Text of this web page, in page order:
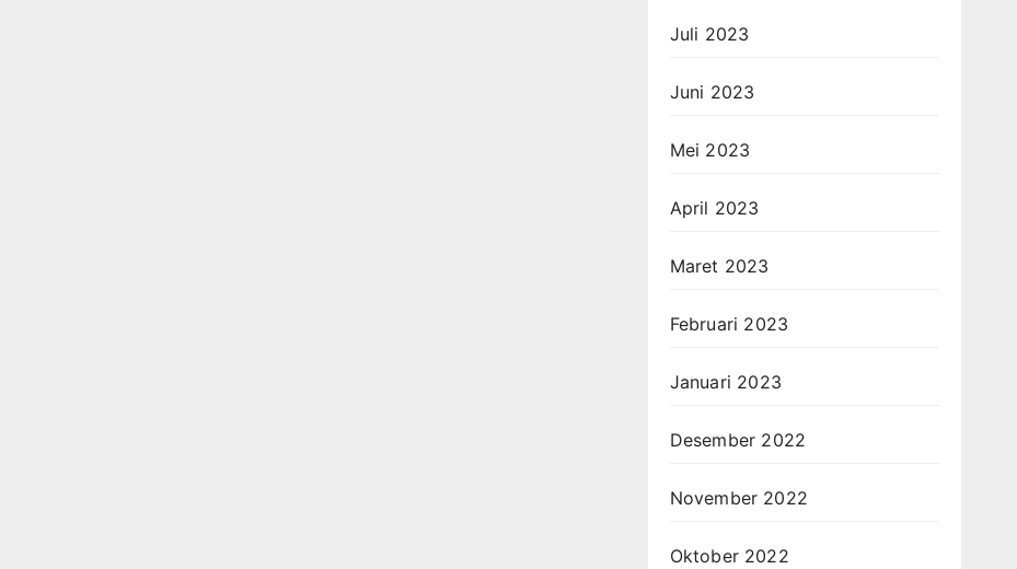
Juli 2023
Juni 2023
Mei 2023
April 2023
Maret 2023
Februari 2023
Januari 2023
Desember 2022
November 2022
Oktober 2022